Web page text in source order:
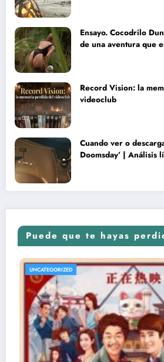
Ensayo. Cocodrilo
de una aventura que
Record Vision: la
videoclub
Cuando ver o
Doomsday’ | Análisis
Puede que te hayas
UNCATEGORIZED